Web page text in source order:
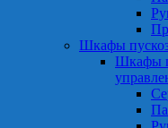
Шкафы
Шкафы